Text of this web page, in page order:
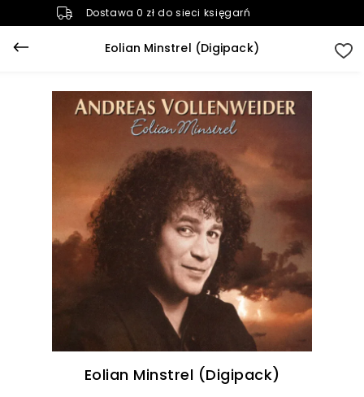
Dostawa 0 zł do sieci księgarń
Eolian Minstrel (Digipack)
Eolian Minstrel (Digipack)